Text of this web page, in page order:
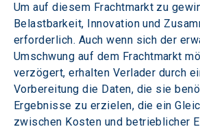
Um auf diesem Frachtmarkt zu
Belastbarkeit, Innovation und
erforderlich. Auch wenn sich der
Umschwung auf dem Frachtmarkt
verzögert, erhalten Verlader durch
Vorbereitung die Daten, die sie
Ergebnisse zu erzielen, die ein
zwischen Kosten und betrieblicher